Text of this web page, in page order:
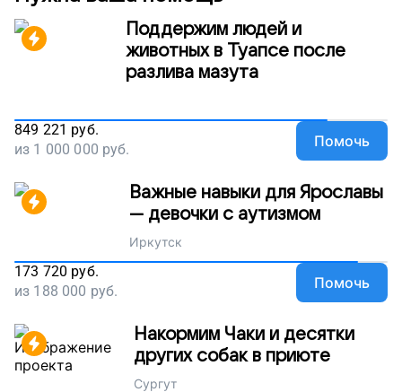
Поддержим людей и
животных в Туапсе после
разлива мазута
849 221 руб.
из 1 000 000 руб. Помочь
Важные навыки для Ярославы
— девочки с аутизмом
Иркутск
173 720 руб.
из 188 000 руб. Помочь
Накормим Чаки и десятки
других собак в приюте
Сургут